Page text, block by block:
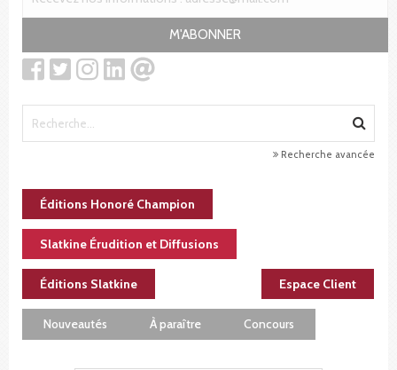
M'ABONNER
Recherche avancée
Éditions Honoré Champion
Slatkine Érudition et Diffusions
Éditions Slatkine Espace Client
Nouveautés À paraître Concours